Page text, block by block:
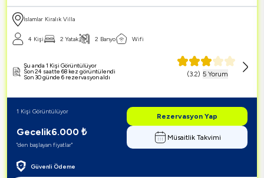
İslamlar Kiralık Villa
4 Kişi 2 Yatak 2 Banyo Wifi
(3.2) 5 Yorum
Şu anda 1 Kişi Görüntülüyor
Son 24 saatte 68 kez görüntülendi
Son 30 günde 6 rezervasyon aldı
Güvenli Ödeme
Gecelik6.000 ₺
"den başlayan fiyatlar"
1 Kişi Görüntülüyor
Rezervasyon Yap
Müsaitlik Takvimi